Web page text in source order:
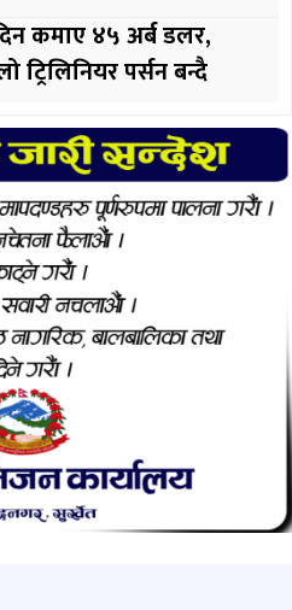
कमाए ४५ अर्ब डलर,
ट्रिलिनियर पर्सन बन्दै